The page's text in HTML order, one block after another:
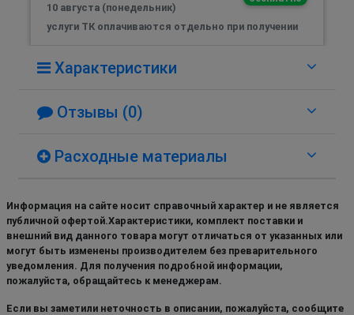
10 августа (понедельник)
услуги ТК оплачиваются отдельно при получении
Характеристики
Отзывы (0)
Расходные материалы
Информация на сайте носит справочный характер и не является
публичной офертой.Характеристики, комплект поставки и
внешний вид данного товара могут отличаться от указанных или
могут быть изменены производителем без преварительного
уведомления. Для получения подробной информации,
пожалуйста, обращайтесь к менеджерам.
Если вы заметили неточность в описании, пожалуйста, сообщите